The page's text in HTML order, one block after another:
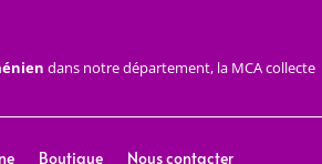
dans notre département, la MCA collecte
Boutique Nous contacter